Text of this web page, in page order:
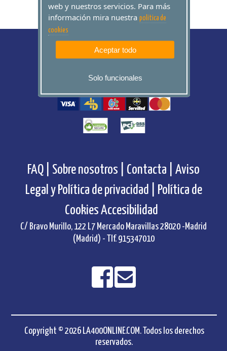
FAQ | Sobre nosotros | Contacta |
Aviso
Legal y Política de privacidad |
Política de
CookiesAccesibilidad
C/ Bravo Murillo, 122 L7 Mercado Maravillas 28020 -Madrid
(Madrid) - Tlf. 915347010
Copyright © 2026 LA400ONLINE.COM. Todos los derechos
reservados.
web y nuestros servicios. Para más
información mira nuestra politica de
cookies
Aceptar todo
Solo funcionales